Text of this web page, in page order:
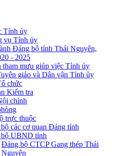
Tỉnh ủy
vụ Tỉnh ủy
Đảng bộ tỉnh Thái Nguyên,
- 2025
tham mưu giúp việc Tỉnh ủy
giáo và Dân vận Tỉnh ủy
chức
Kiểm tra
chính
trực thuộc
các cơ quan Đảng tỉnh
UBND tỉnh
Đảng bộ CTCP Gang thép Thái
Nguyên